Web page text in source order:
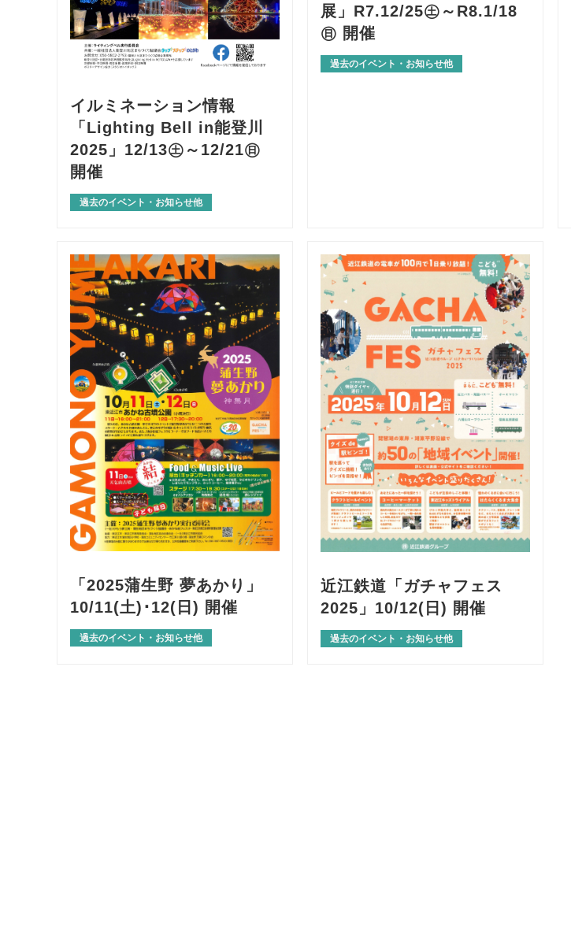
イルミネーション情報
「Lighting Bell in能登川
2025」12/13㊏～12/21㊐
開催
過去のイベント・お知らせ他
展」R7.12/25㊏～R8.1/18
㊐ 開催
過去のイベント・お知らせ他
「2025蒲生野 夢あかり」
10/11(土)･12(日) 開催
過去のイベント・お知らせ他
近江鉄道「ガチャフェス
2025」10/12(日) 開催
過去のイベント・お知らせ他